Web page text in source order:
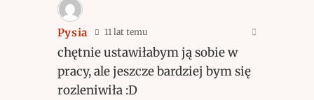
Pysia 11 lat temu
chętnie ustawiłabym ją sobie w
pracy, ale jeszcze bardziej bym się
rozleniwiła :D